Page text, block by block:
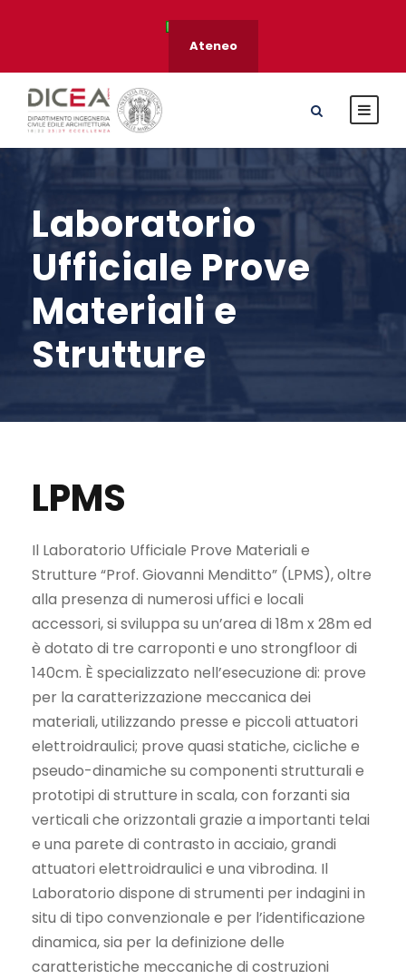
Ateneo
Laboratorio
Ufficiale Prove
Materiali e
Strutture
LPMS
Il Laboratorio Ufficiale Prove Materiali e
Strutture “Prof. Giovanni Menditto” (LPMS), oltre
alla presenza di numerosi uffici e locali
accessori, si sviluppa su un’area di 18m x 28m ed
è dotato di tre carroponti e uno strongfloor di
140cm. È specializzato nell’esecuzione di: prove
per la caratterizzazione meccanica dei
materiali, utilizzando presse e piccoli attuatori
elettroidraulici; prove quasi statiche, cicliche e
pseudo-dinamiche su componenti strutturali e
prototipi di strutture in scala, con forzanti sia
verticali che orizzontali grazie a importanti telai
e una parete di contrasto in acciaio, grandi
attuatori elettroidraulici e una vibrodina. Il
Laboratorio dispone di strumenti per indagini in
situ di tipo convenzionale e per l’identificazione
dinamica, sia per la definizione delle
caratteristiche meccaniche di costruzioni